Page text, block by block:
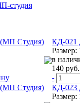
студия
(МП Студия)
КД-021
Размер:
в
140 руб.
-
(МП Студия)
КД-023
Размер: